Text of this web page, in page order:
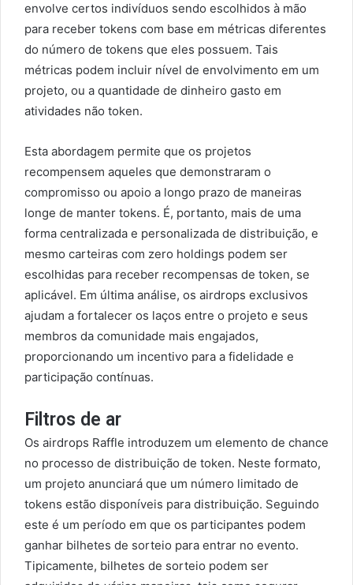
envolve certos indivíduos sendo escolhidos à mão
para receber tokens com base em métricas diferentes
do número de tokens que eles possuem. Tais
métricas podem incluir nível de envolvimento em um
projeto, ou a quantidade de dinheiro gasto em
atividades não token.
Esta abordagem permite que os projetos
recompensem aqueles que demonstraram o
compromisso ou apoio a longo prazo de maneiras
longe de manter tokens. É, portanto, mais de uma
forma centralizada e personalizada de distribuição, e
mesmo carteiras com zero holdings podem ser
escolhidas para receber recompensas de token, se
aplicável. Em última análise, os airdrops exclusivos
ajudam a fortalecer os laços entre o projeto e seus
membros da comunidade mais engajados,
proporcionando um incentivo para a fidelidade e
participação contínuas.
Filtros de ar
Os airdrops Raffle introduzem um elemento de chance
no processo de distribuição de token. Neste formato,
um projeto anunciará que um número limitado de
tokens estão disponíveis para distribuição. Seguindo
este é um período em que os participantes podem
ganhar bilhetes de sorteio para entrar no evento.
Tipicamente, bilhetes de sorteio podem ser